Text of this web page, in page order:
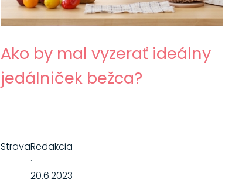
Ako by mal vyzerať ideálny
jedálniček bežca?
StravaRedakcia
·
20.6.2023